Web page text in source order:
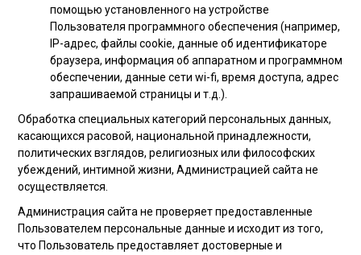
помощью установленного на устройстве
Пользователя программного обеспечения (например,
IP-адрес, файлы cookie, данные об идентификаторе
браузера, информация об аппаратном и программном
обеспечении, данные сети wi-fi, время доступа, адрес
запрашиваемой страницы и т.д.).
Обработка специальных категорий персональных данных,
касающихся расовой, национальной принадлежности,
политических взглядов, религиозных или философских
убеждений, интимной жизни, Администрацией сайта не
осуществляется.
Администрация сайта не проверяет предоставленные
Пользователем персональные данные и исходит из того,
что Пользователь предоставляет достоверные и